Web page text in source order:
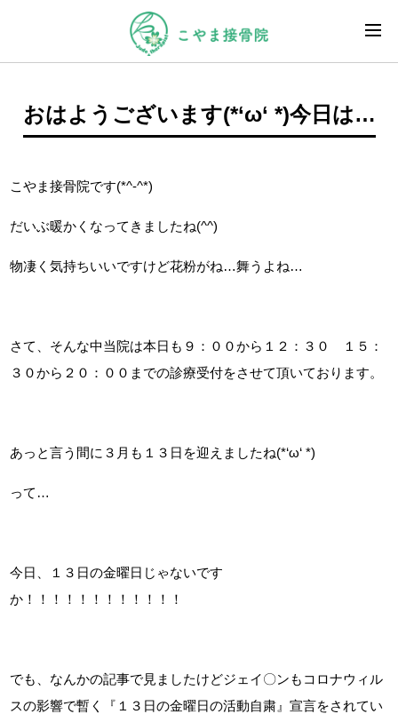
おはようございます(*‘ω‘ *)今日は…
こやま接骨院です(*^-^*)
だいぶ暖かくなってきましたね(^^)
物凄く気持ちいいですけど花粉がね…舞うよね…
さて、そんな中当院は本日も９：００から１２：３０ １５：
３０から２０：００までの診療受付をさせて頂いております。
あっと言う間に３月も１３日を迎えましたね(*‘ω‘ *)
って…
今日、１３日の金曜日じゃないです
か！！！！！！！！！！！！
でも、なんかの記事で見ましたけどジェイ〇ンもコロナウィル
スの影響で暫く『１３日の金曜日の活動自粛』宣言をされてい